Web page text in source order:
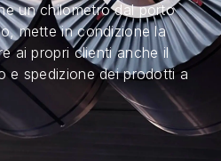
un chilometro dal porto
mette in condizione la
ai propri clienti anche il
e spedizione dei prodotti a